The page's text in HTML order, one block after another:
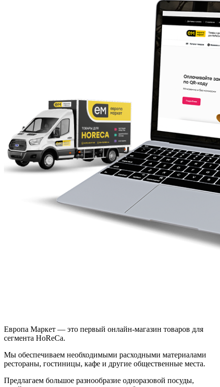
Европа Маркет — это первый онлайн-магазин товаров для
сегмента HoReCa.
Мы обеспечиваем необходимыми расходными материалами
рестораны, гостиницы, кафе и другие общественные места.
Предлагаем большое разнообразие одноразовой посуды,